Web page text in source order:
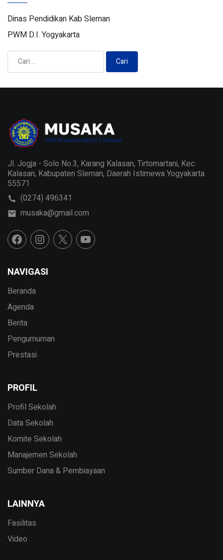
Dinas Pendidikan Kab Sleman
PWM D.I. Yogyakarta
Jl. Jogja - Solo No.3, Karang Kalasan, Tirtomartani, Kec.
Kalasan, Kabupaten Sleman, Daerah Istimewa Yogyakarta
55571
(0274) 496341
musaka@gmail.com
NAVIGASI
Beranda
Agenda
Berita
Pengumuman
Prestasi
PROFIL
Profil Sekolah
Data Sekolah
Komite Sekolah
Manajemen Sekolah
Sumber Dana & Pembiayaan
LAINNYA
Fasilitas
Video